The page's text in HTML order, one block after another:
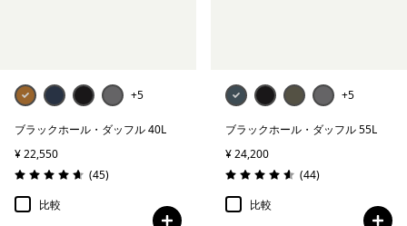
+5
ブラックホール・ダッフル 40L
¥ 22,550
評価: 4.7 / 5
(45レビュー
)
比較
+5
ブラックホール・ダッフル 55L
¥ 24,200
評価: 4.6 / 5
(44レビュー
)
比較